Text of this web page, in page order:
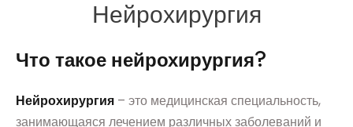
Нейрохирургия
Что такое нейрохирургия?
Нейрохирургия – это медицинская специальность,
занимающаяся лечением различных заболеваний и